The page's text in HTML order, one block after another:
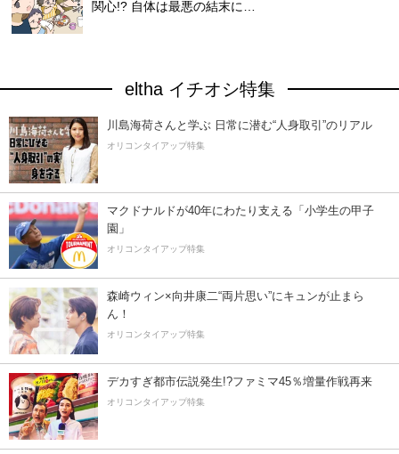
関心!? 自体は最悪の結末に…
eltha イチオシ特集
川島海荷さんと学ぶ 日常に潜む“人身取引”のリアル
オリコンタイアップ特集
マクドナルドが40年にわたり支える「小学生の甲子
園」
オリコンタイアップ特集
森崎ウィン×向井康二“両片思い”にキュンが止まら
ん！
オリコンタイアップ特集
デカすぎ都市伝説発生!?ファミマ45％増量作戦再来
オリコンタイアップ特集